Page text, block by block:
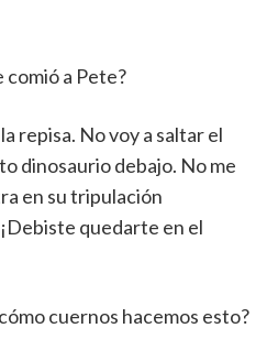
comió a Pete?
repisa. No voy a saltar el
dinosaurio debajo. No me
en su tripulación
quedarte en el
cuernos hacemos esto?